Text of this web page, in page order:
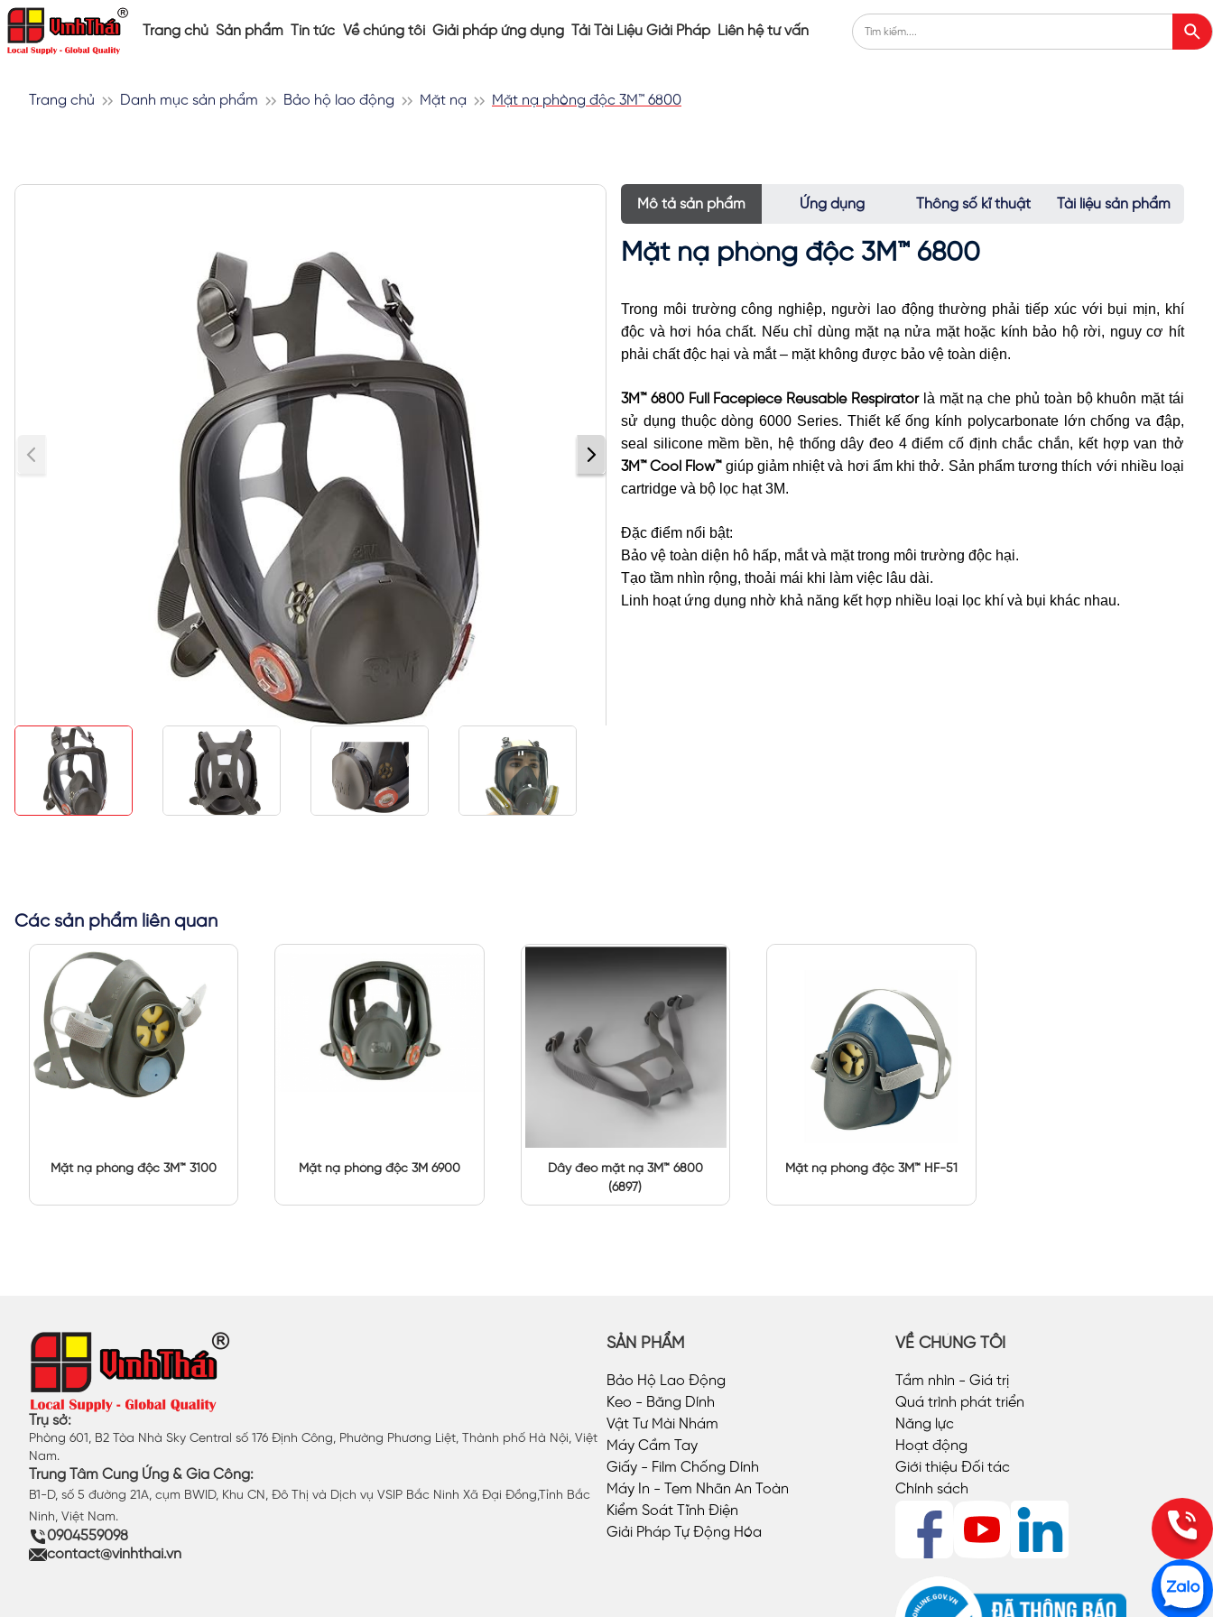
Trang chủ Sản phẩm Tin tức Về chúng tôi Giải pháp ứng dụng Tải Tài Liệu Giải Pháp Liên hệ tư vấn
Trang chủ Danh mục sản phẩm Bảo hộ lao động Mặt nạ Mặt nạ phòng độc 3M™ 6800
Mô tả sản phẩm Ứng dụng Thông số kĩ thuật Tài liệu sản phẩm
Mặt nạ phòng độc 3M™ 6800
Trong môi trường công nghiệp, người lao động thường phải tiếp xúc với bụi mịn, khí
độc và hơi hóa chất. Nếu chỉ dùng mặt nạ nửa mặt hoặc kính bảo hộ rời, nguy cơ hít
phải chất độc hại và mắt – mặt không được bảo vệ toàn diện.
3M™ 6800 Full Facepiece Reusable Respiratorlà mặt nạ che phủ toàn bộ khuôn mặt tái
sử dụng thuộc dòng 6000 Series. Thiết kế ống kính polycarbonate lớn chống va đập,
seal silicone mềm bền, hệ thống dây đeo 4 điểm cố định chắc chắn, kết hợp van thở
3M™ Cool Flow™giúp giảm nhiệt và hơi ẩm khi thở. Sản phẩm tương thích với nhiều loại
cartridge và bộ lọc hạt 3M.
Đặc điểm nổi bật:
Bảo vệ toàn diện hô hấp, mắt và mặt trong môi trường độc hại.
Tạo tầm nhìn rộng, thoải mái khi làm việc lâu dài.
Linh hoạt ứng dụng nhờ khả năng kết hợp nhiều loại lọc khí và bụi khác nhau.
Các sản phẩm liên quan
Mặt nạ phòng độc 3M™ 3100 Mặt nạ phòng độc 3M 6900
Dây đeo mặt nạ 3M™ 6800
(6897)
Mặt nạ phòng độc 3M™ HF-51
Trụ sở:
Phòng 601, B2 Tòa Nhà Sky Central số 176 Định Công, Phường Phương Liệt, Thành phố Hà Nội, Việt
Nam.
Trung Tâm Cung Ứng & Gia Công:
B1-D, số 5 đường 21A, cụm BWID, Khu CN, Đô Thị và Dịch vụ VSIP Bắc Ninh Xã Đại Đồng,Tỉnh Bắc
Ninh, Việt Nam.
0904559098
contact@vinhthai.vn
SẢN PHẨM
Bảo Hộ Lao Động
Keo - Băng Dính
Vật Tư Mài Nhám
Máy Cầm Tay
Giấy - Film Chống Dính
Máy In - Tem Nhãn An Toàn
Kiểm Soát Tĩnh Điện
Giải Pháp Tự Động Hóa
VỀ CHÚNG TÔI
Tầm nhìn - Giá trị
Quá trình phát triển
Năng lực
Hoạt động
Giới thiệu Đối tác
Chính sách